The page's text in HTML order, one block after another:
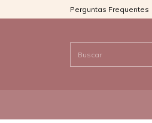
Perguntas Frequentes